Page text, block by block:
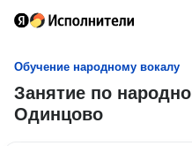
Обучение народному вокалу
Занятие по
Одинцово